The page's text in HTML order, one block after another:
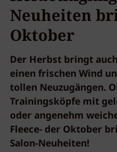
Neuheiten
Oktober
Der Herbst bringt
einen frischen Wind
tollen Neuzugängen.
Trainingsköpfe mit
oder angenehm
Fleece- der Oktober
Salon-Neuheiten!